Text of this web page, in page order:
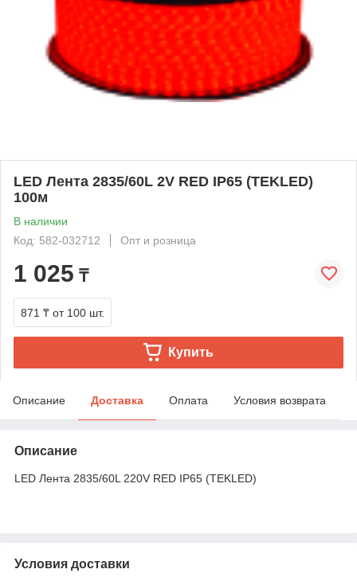
LED Лента 2835/60L 2V RED IP65 (TEKLED)
100м
В наличии
Код: 582-032712
Опт и розница
1 025 ₸
871 ₸ от 100 шт.
Купить
Описание Доставка Оплата Условия возврата
Описание
LED Лента 2835/60L 220V RED IP65 (TEKLED)
Условия доставки